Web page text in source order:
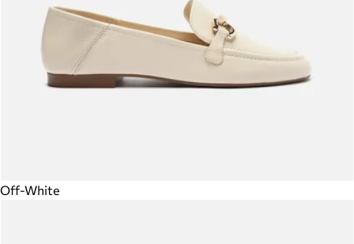
Off-White